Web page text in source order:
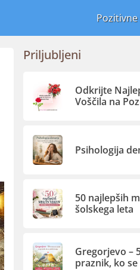
Priljubljeni
Odkrijte
Voščila na
Psihologija
50 najlepših
šolskega leta
Gregorjevo –
praznik, ko